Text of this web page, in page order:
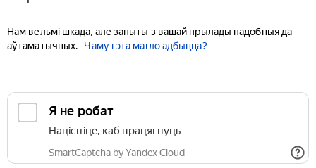
Нам вельмі шкада, але запыты з вашай прылады падобныя да
аўтаматычных.
Чаму гэта магло адбыцца?
Я не робат
Націсніце, каб працягнуць
SmartCaptcha by Yandex Cloud